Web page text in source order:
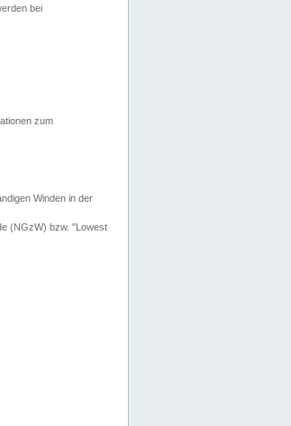
bei
zum
Winden in der
(NGzW) bzw. "Lowest